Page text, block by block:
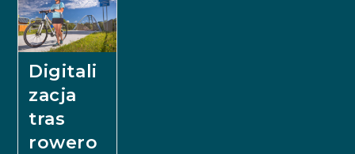
Digitali
zacja
tras
rowero